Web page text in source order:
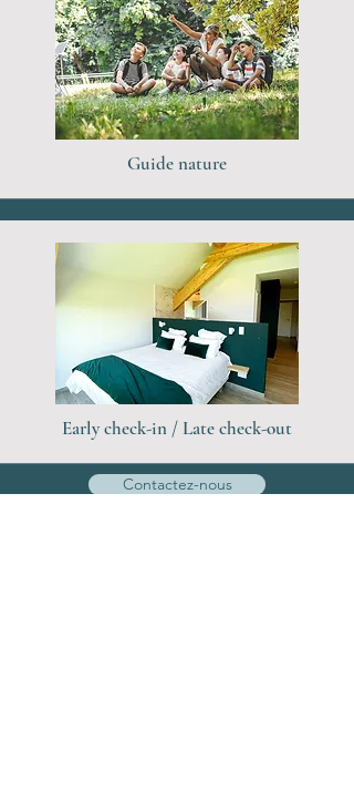
Guide nature
Early check-in / Late check-out
Contactez-nous